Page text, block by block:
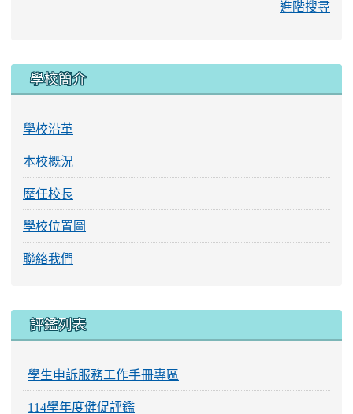
進階搜尋
學校簡介
學校沿革
本校概況
歷任校長
學校位置圖
聯絡我們
評鑑列表
學生申訴服務工作手冊專區
114學年度健促評鑑